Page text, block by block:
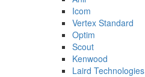
Icom
Vertex Standard
Optim
Scout
Kenwood
Laird Technologies